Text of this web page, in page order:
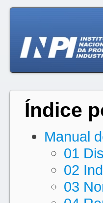
Índice
Manual
01
02
03